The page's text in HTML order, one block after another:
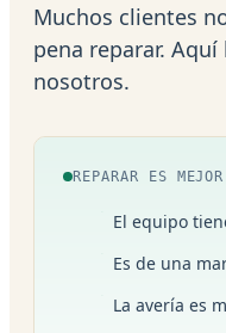
Muchos clientes
pena reparar.
nosotros.
REPARAR ES MEJOR
El equipo
Es de una
La avería es